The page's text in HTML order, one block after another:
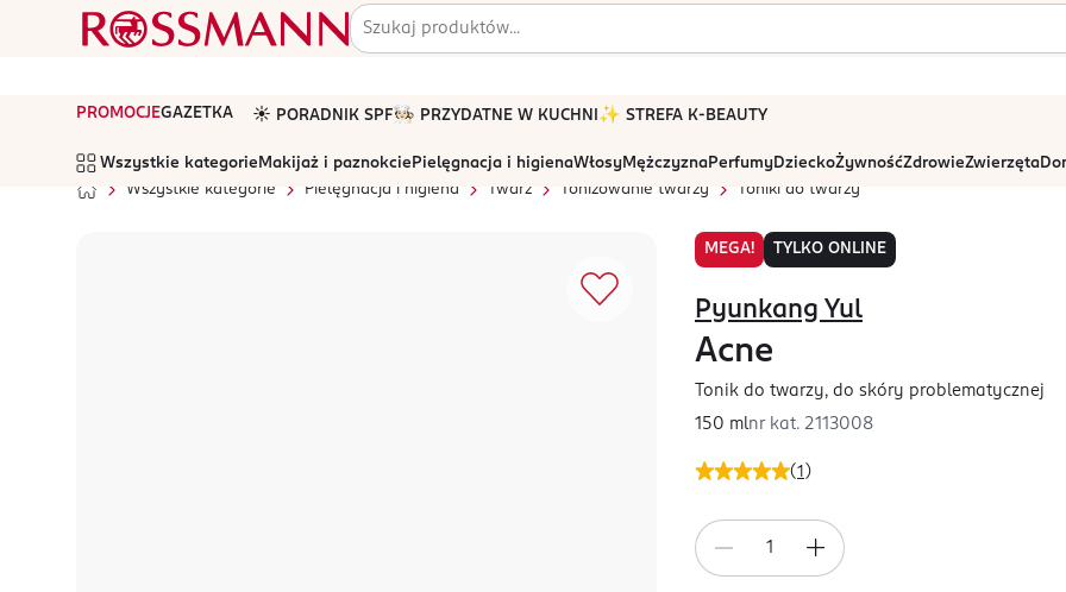
PROMOCJEGAZETKA ☀️ PORADNIK SPF🧑🏻‍🍳 PRZYDATNE W KUCHNI ✨ STREFA K-BEAUTY
Wszystkie kategorie Makijaż i paznokcie Pielęgnacja i higienaWłosyMężczyznaPerfumyDzieckoŻywnośćZdrowieZwierzęta
Wszystkie kategorie
Pielęgnacja i higiena Twarz Tonizowanie twarzy Toniki do twarzy
MEGA! TYLKO ONLINE
(1 )
Pyunkang Yul
Acne
Tonik do twarzy, do skóry problematycznej
150 mlnr kat. 2113008